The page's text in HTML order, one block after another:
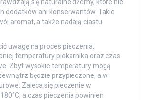
się naturalne dżemy, które nie
dodatków ani konserwantów. Takie
aromat, a także nadają ciastu
uwagę na proces pieczenia.
temperatury piekarnika oraz czas
Zbyt wysokie temperatury mogą
będzie przypieczone, a w
Zaleca się pieczenie w
a czas pieczenia powinien